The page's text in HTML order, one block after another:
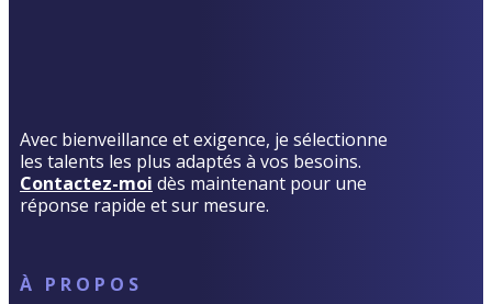
Avec bienveillance et exigence, je sélectionne
les talents les plus adaptés à vos besoins.
Contactez-moi dès maintenant pour une
réponse rapide et sur mesure.
À PROPOS